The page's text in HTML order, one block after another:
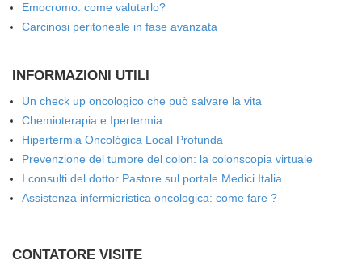
Emocromo: come valutarlo?
Carcinosi peritoneale in fase avanzata
INFORMAZIONI UTILI
Un check up oncologico che può salvare la vita
Chemioterapia e Ipertermia
Hipertermia Oncológica Local Profunda
Prevenzione del tumore del colon: la colonscopia virtuale
I consulti del dottor Pastore sul portale Medici Italia
Assistenza infermieristica oncologica: come fare ?
CONTATORE VISITE